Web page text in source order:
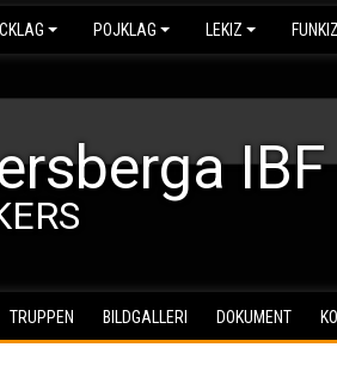
POJKLAG LEKIZ FUNKIZ
IBF
TRUPPEN BILDGALLERI DOKUMENT